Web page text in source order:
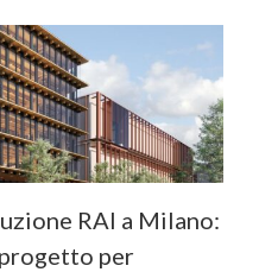
RAI a Milano:
per